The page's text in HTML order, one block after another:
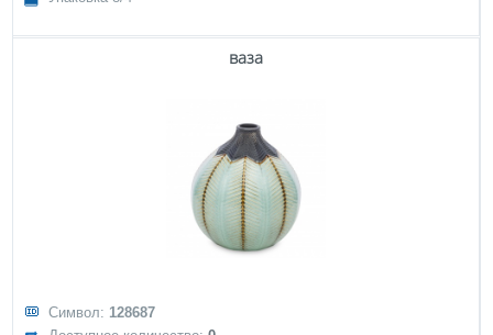
ваза
Символ: 128687